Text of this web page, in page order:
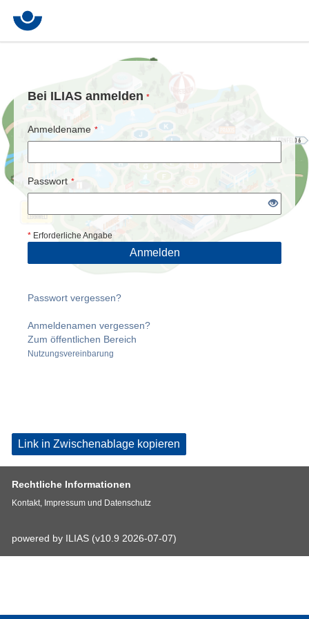
Bei ILIAS anmelden *
Anmeldename *
Passwort *
* Erforderliche Angabe
Anmelden
Passwort vergessen?
Anmeldenamen vergessen?
Zum öffentlichen Bereich
Nutzungsvereinbarung
Link in Zwischenablage kopieren
Rechtliche Informationen
Kontakt, Impressum und Datenschutz
powered by ILIAS (v10.9 2026-07-07)